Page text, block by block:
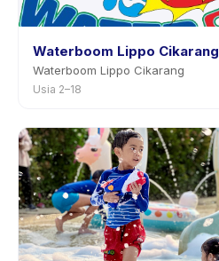
Waterboom Lippo Cikarang
Waterboom Lippo Cikarang
Usia 2–18